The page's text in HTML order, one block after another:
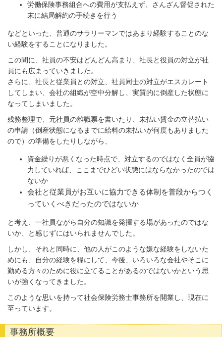
労働保険事務組合への費用が支払えず、さんざん督促された
末に結局解約の手続きを行う
などといった、普通のサラリーマンではあまり経験することのな
い経験をすることになりました。
この間に、社員の不安はどんどん高まり、社長と役員の対立が社
員にも広まっていきました。
さらに、社長と従業員との対立、社員同士の対立がエスカレート
してしまい、会社の組織が空中分解し、実質的に倒産した状態に
なってしまいました。
残務整理で、元社員の離職票を書いたり、未払い賃金の立替払い
の申請（倒産状態になるまでに給料の未払いが何度もありました
ので）の準備をしたりしながら、
資金繰りが悪くなった時点で、対立するのではなく全員が協
力していれば、ここまでひどい状態にはならなかったのでは
ないか
会社と従業員がお互いに協力できる体制を普段からつく
っていくべきだったのではないか
と考え、一社員ながら自分の知識を発揮する場があったのではな
いか、と感じずにはいられませんでした。
しかし、それと同時に、他の人がこのような嫌な経験をしないた
めにも、自分の経験を糧にして、今後、いろいろな会社やそこに
勤める方々のために役に立てることがあるのではないかという思
いが強くなってきました。
このような思いを持って社会保険労務士事務所を開業し、現在に
至っています。
事務所概要